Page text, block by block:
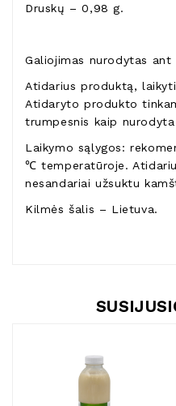
Druskų – 0,98 g.
Galiojimas nurodytas ant
Atidarius produktą,
Atidaryto produkto
trumpesnis kaip
Laikymo sąlygos:
℃ temperatūroje.
nesandariai užsuktu
Kilmės šalis – Lietuva.